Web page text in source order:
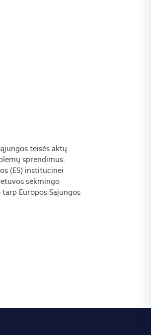
teisės aktų
sprendimus.
(ES) institucinei
sėkmingo
Europos Sąjungos